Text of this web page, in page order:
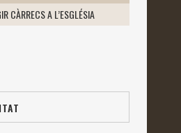
CÀRRECS A L’ESGLÉSIA